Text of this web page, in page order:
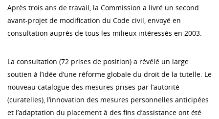
Après trois ans de travail, la Commission a livré un second
avant-projet de modification du Code civil, envoyé en
consultation auprès de tous les milieux intéressés en 2003.
La consultation (72 prises de position) a révélé un large
soutien à l’idée d’une réforme globale du droit de la tutelle. Le
nouveau catalogue des mesures prises par l’autorité
(curatelles), l’innovation des mesures personnelles anticipées
et l’adaptation du placement à des fins d’assistance ont été